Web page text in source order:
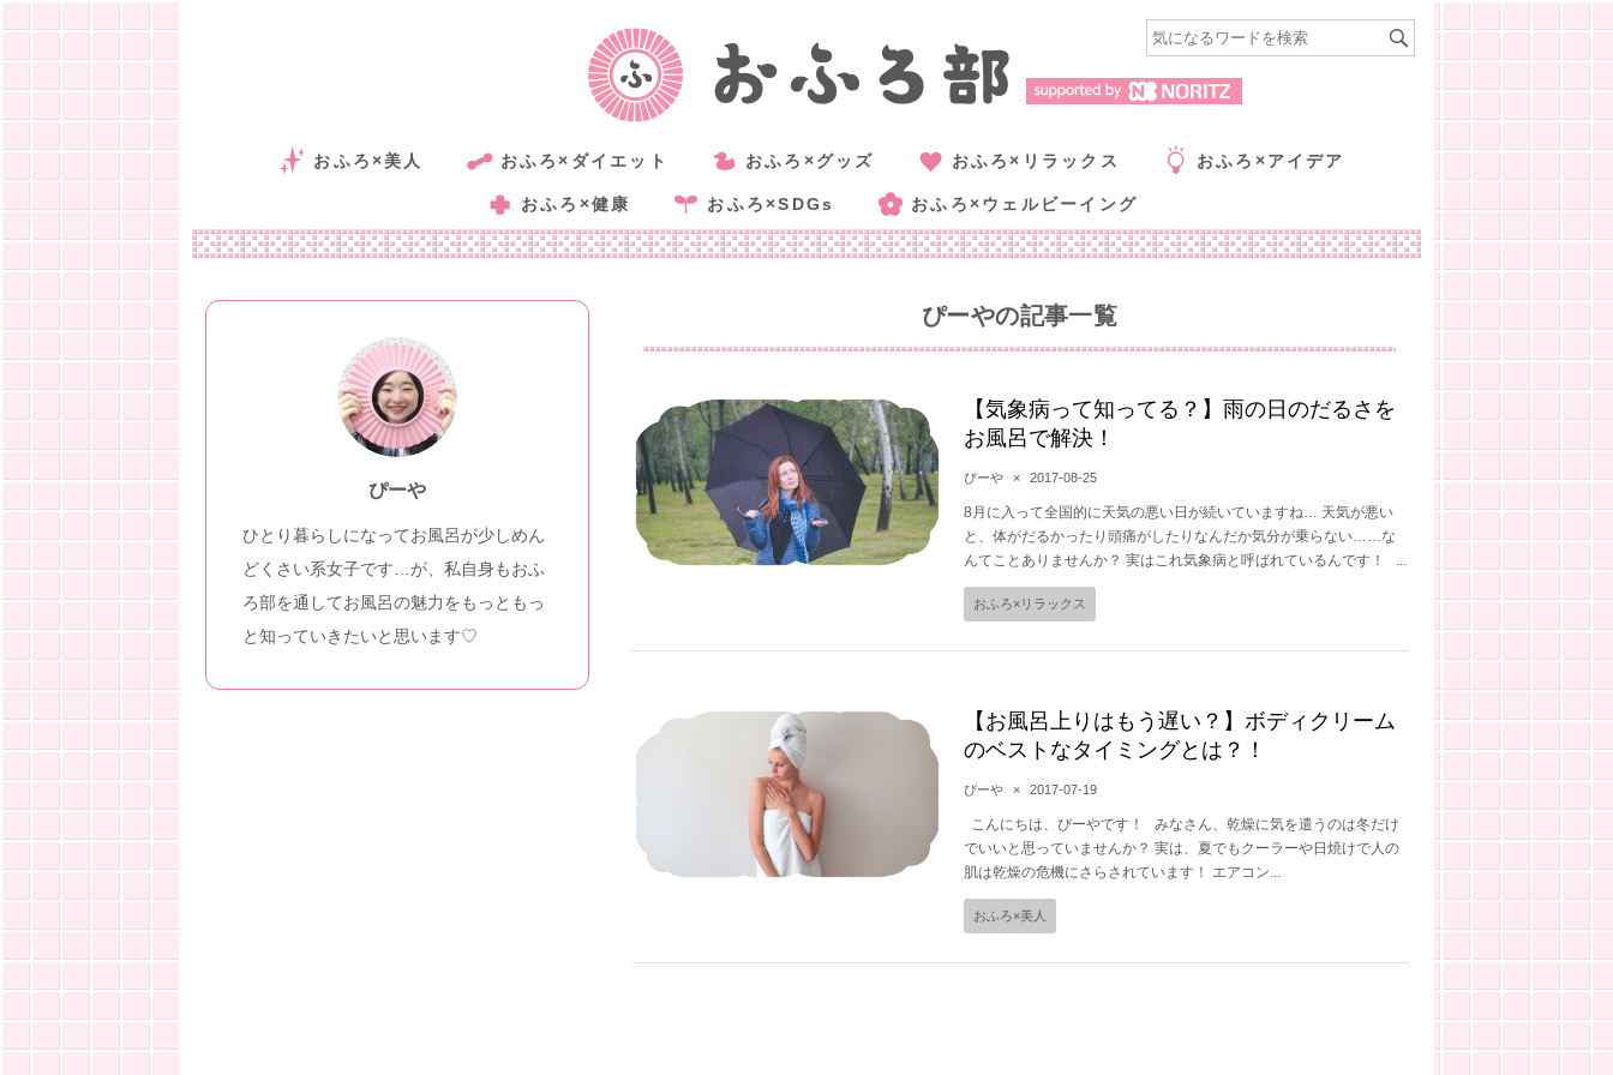
おふろ×美人 おふろ×ダイエット おふろ×グッズ おふろ×リラックス おふろ×アイデア
おふろ×健康 おふろ×SDGs おふろ×ウェルビーイング
ぴーやの記事一覧
【気象病って知ってる？】雨の日のだるさを
お風呂で解決！
ぴーや × 2017-08-25
8月に入って全国的に天気の悪い日が続いていますね… 天気が悪い
と、体がだるかったり頭痛がしたりなんだか気分が乗らない……な
んてことありませんか？ 実はこれ気象病と呼ばれているんです！ ...
おふろ×リラックス
【お風呂上りはもう遅い？】ボディクリーム
のベストなタイミングとは？！
ぴーや × 2017-07-19
こんにちは、ぴーやです！ みなさん、乾燥に気を遣うのは冬だけ
でいいと思っていませんか？ 実は、夏でもクーラーや日焼けで人の
肌は乾燥の危機にさらされています！ エアコン...
おふろ×美人
ぴーや
ひとり暮らしになってお風呂が少しめん
どくさい系女子です…が、私自身もおふ
ろ部を通してお風呂の魅力をもっともっ
と知っていきたいと思います♡